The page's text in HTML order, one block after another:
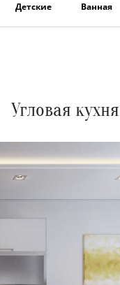
Детские Ванная
Угловая